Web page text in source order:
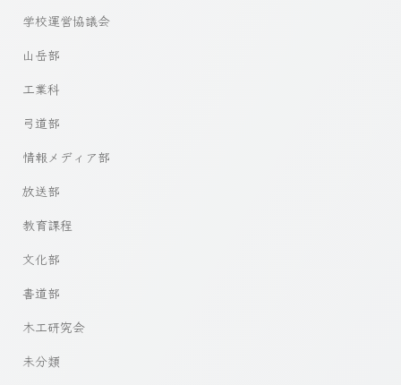
学校運営協議会
山岳部
工業科
弓道部
情報メディア部
放送部
教育課程
文化部
書道部
木工研究会
未分類